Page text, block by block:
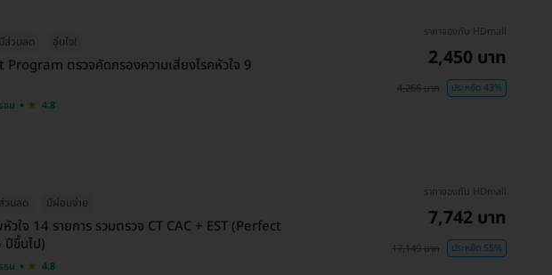
ส่วนลด อุ่นใจ!
ตรวจคัดกรองความเสี่ยงโรคหัวใจ 9
ธน
4.8
ราคาจองกับ HDmall
2,450 บาท
4,266 บาท ประหยัด 43%
วนลด มีผ่อนจ่าย
วใจ 14 รายการ รวมตรวจ CT CAC + EST (Perfect
ขึ้นไป)
ธน
4.8
ราคาจองกับ HDmall
7,742 บาท
17,149 บาท ประหยัด 55%